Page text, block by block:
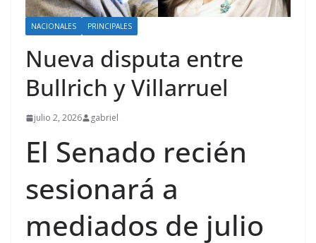
NACIONALES PRINCIPALES
Nueva disputa entre
Bullrich y Villarruel
julio 2, 2026 gabriel
El Senado recién
sesionará a
mediados de julio